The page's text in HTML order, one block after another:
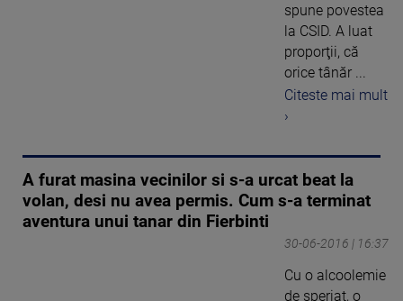
spune povestea
la CSID. A luat
proporţii, că
orice tânăr ...
Citeste mai mult
›
A furat masina vecinilor si s-a urcat beat la
volan, desi nu avea permis. Cum s-a terminat
aventura unui tanar din Fierbinti
30-06-2016 | 16:37
Cu o alcoolemie
de speriat, o